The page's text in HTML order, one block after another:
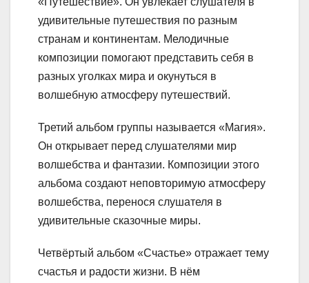
удивительные путешествия по разным
странам и континентам. Мелодичные
композиции помогают представить себя в
разных уголках мира и окунуться в
волшебную атмосферу путешествий.
Третий альбом группы называется «Магия».
Он открывает перед слушателями мир
волшебства и фантазии. Композиции этого
альбома создают неповторимую атмосферу
волшебства, перенося слушателя в
удивительные сказочные миры.
Четвёртый альбом «Счастье» отражает тему
счастья и радости жизни. В нём